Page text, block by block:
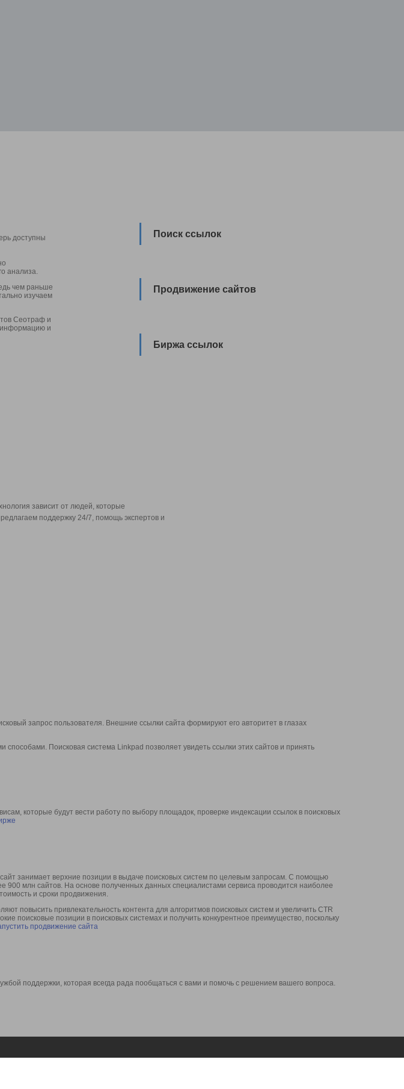
доступны
анализа.
чем раньше
изучаем
Сеотраф и
информацию и
Поиск ссылок
Продвижение сайтов
Биржа ссылок
зависит от людей, которые
поддержку 24/7, помощь экспертов и
запрос пользователя. Внешние ссылки сайта формируют его авторитет в глазах
Поисковая система Linkpad позволяет увидеть ссылки этих сайтов и принять
которые будут вести работу по выбору площадок, проверке индексации ссылок в поисковых
занимает верхние позиции в выдаче поисковых систем по целевым запросам. С помощью
млн сайтов. На основе полученных данных специалистами сервиса проводится наиболее
и сроки продвижения.
повысить привлекательность контента для алгоритмов поисковых систем и увеличить CTR
поисковые позиции в поисковых системах и получить конкурентное преимущество, поскольку
продвижение сайта
поддержки, которая всегда рада пообщаться с вами и помочь с решением вашего вопроса.